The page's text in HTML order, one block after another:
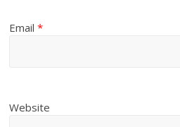
Email*
Website